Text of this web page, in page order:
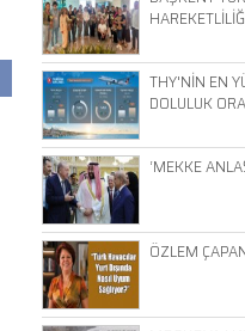
THY'NİN EN
DOLULUK
‘MEKKE
ÖZLEM